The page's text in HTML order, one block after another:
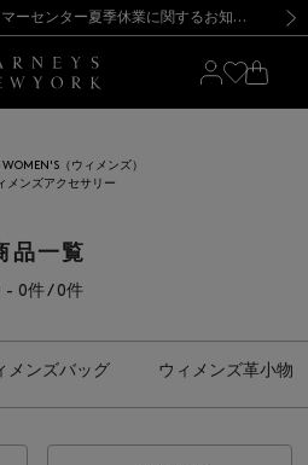
新規登録のお客様も対象！＜MY BARNEYS＞会員のお客様は11,000円（税込）以上のお買上げで常時送料無料！お買い物の際は会員登録を！
時停止のお知らせ】(2026.8.7) 【オンラインストア カスタマーセンター夏季休業に関するお知らせ】（2026.8.7）
【夏季休業に伴う返品・交換承り一時停止のお知らせ】（2026.8.5）
影響によるお荷物のお届けについて
SALEのご案内・ご注意事項 新規登録のお客様も対象！＜MY BARNEYS＞会員のお客様は11,000円（税込）以上のお買上げで常時送料無料！お買い物の際は会員登録を！
時停止のお知らせ】(2026.8.7)
WOMEN'S（ウィメンズ）
メンズアクセサリー
品一覧
- 0件 / 0件
メンズバッグ ウィメンズ革小物